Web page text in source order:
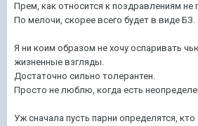
Прем, как относится к поздравлениям не
По мелочи, скорее всего будет в виде БЗ.
Я ни коим образом не хочу оспаривать
жизненные взгляды.
Достаточно сильно толерантен.
Просто не люблю, когда есть
Уж сначала пусть парни определятся, кто